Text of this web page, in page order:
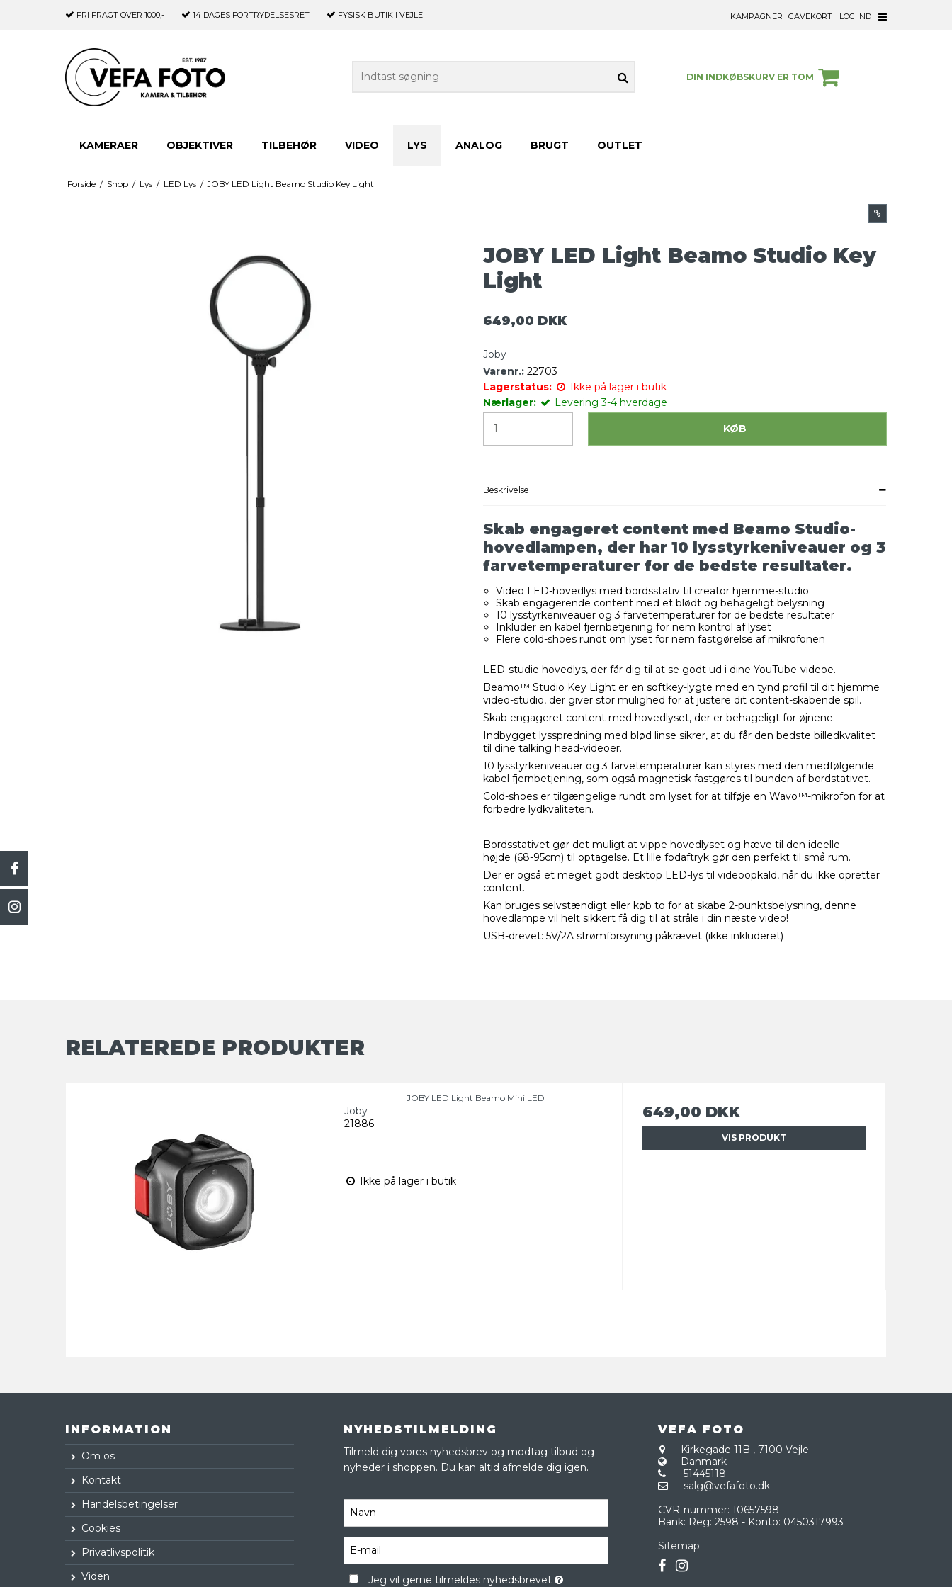
FRI FRAGT OVER 1000,- 14 DAGES FORTRYDELSESRET FYSISK BUTIK I VEJLE KAMPAGNER GAVEKORT LOG IND
DIN INDKØBSKURV ER TOM
KAMERAER OBJEKTIVER TILBEHØR VIDEO LYS ANALOG BRUGT OUTLET
Forside / Shop / Lys / LED Lys / JOBY LED Light Beamo Studio Key Light
JOBY LED Light Beamo Studio Key
Light
649,00 DKK
Joby
Varenr.: 22703
Lagerstatus:
Ikke på lager i butik
Nærlager:
Levering 3-4 hverdage
KØB
Beskrivelse
Skab engageret content med Beamo Studio-
hovedlampen, der har 10 lysstyrkeniveauer og 3
farvetemperaturer for de bedste resultater.
Video LED-hovedlys med bordsstativ til creator hjemme-studio
Skab engagerende content med et blødt og behageligt belysning
10 lysstyrkeniveauer og 3 farvetemperaturer for de bedste resultater
Inkluder en kabel fjernbetjening for nem kontrol af lyset
Flere cold-shoes rundt om lyset for nem fastgørelse af mikrofonen
LED-studie hovedlys, der får dig til at se godt ud i dine YouTube-videoe.
Beamo™ Studio Key Light er en softkey-lygte med en tynd profil til dit hjemme
video-studio, der giver stor mulighed for at justere dit content-skabende spil.
Skab engageret content med hovedlyset, der er behageligt for øjnene.
Indbygget lysspredning med blød linse sikrer, at du får den bedste billedkvalitet
til dine talking head-videoer.
10 lysstyrkeniveauer og 3 farvetemperaturer kan styres med den medfølgende
kabel fjernbetjening, som også magnetisk fastgøres til bunden af bordstativet.
Cold-shoes er tilgængelige rundt om lyset for at tilføje en Wavo™-mikrofon for at
forbedre lydkvaliteten.
Bordsstativet gør det muligt at vippe hovedlyset og hæve til den ideelle
højde (68-95cm) til optagelse. Et lille fodaftryk gør den perfekt til små rum.
Der er også et meget godt desktop LED-lys til videoopkald, når du ikke opretter
content.
Kan bruges selvstændigt eller køb to for at skabe 2-punktsbelysning, denne
hovedlampe vil helt sikkert få dig til at stråle i din næste video!
USB-drevet: 5V/2A strømforsyning påkrævet (ikke inkluderet)
RELATEREDE PRODUKTER
JOBY LED Light Beamo Mini LED
Joby
21886
Ikke på lager i butik
649,00 DKK
VIS PRODUKT
INFORMATION
Om os
Kontakt
Handelsbetingelser
Cookies
Privatlivspolitik
Viden
NYHEDSTILMELDING
Tilmeld dig vores nyhedsbrev og modtag tilbud og
nyheder i shoppen. Du kan altid afmelde dig igen.
Jeg vil gerne tilmeldes nyhedsbrevet
VEFA FOTO
Kirkegade 11B ,7100 Vejle
Danmark
51445118
salg@vefafoto.dk
CVR-nummer: 10657598
Bank: Reg: 2598 - Konto: 0450317993
Sitemap